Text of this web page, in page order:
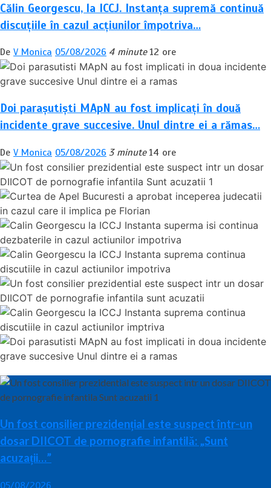
Călin Georgescu, la ICCJ. Instanța supremă continuă
discuțiile în cazul acțiunilor împotriva…
De V Monica 05/08/2026 4 minute 12 ore
Doi parașutiști MApN au fost implicați în două
incidente grave succesive. Unul dintre ei a rămas…
De V Monica 05/08/2026 3 minute 14 ore
Un fost consilier prezidențial este suspect într-un
dosar DIICOT de pornografie infantilă: „Sunt
acuzații…”